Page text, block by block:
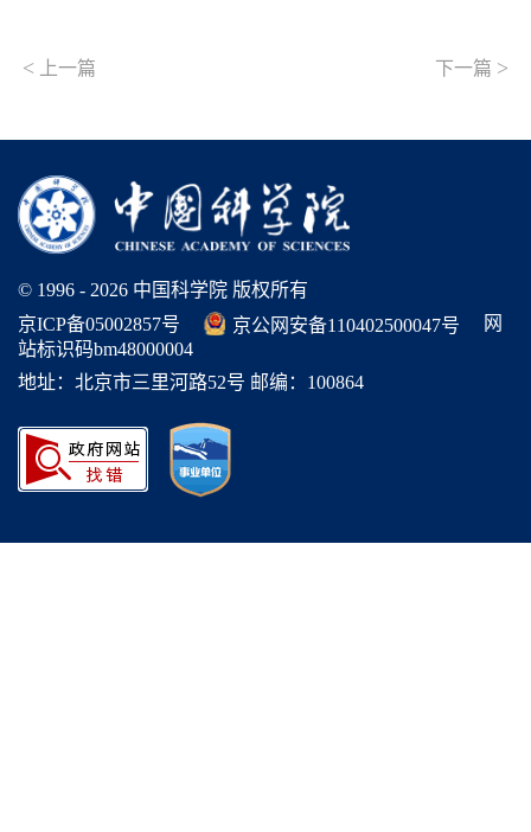
< 上一篇 下一篇 >
© 1996 - 2026 中国科学院 版权所有
京ICP备05002857号
京公网安备110402500047号
网
站标识码bm48000004
地址：北京市三里河路52号 邮编：100864